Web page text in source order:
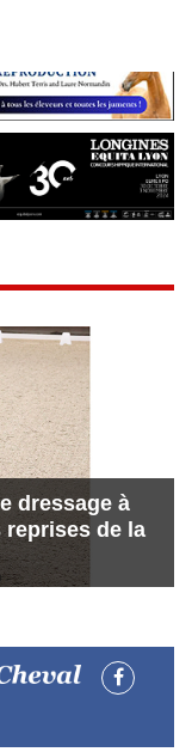
dressage à
reprises de la